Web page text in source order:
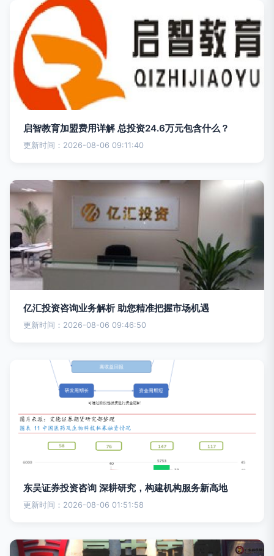
启智教育加盟费用详解 总投资24.6万元包含什么？
更新时间：2026-08-06 09:11:40
亿汇投资咨询业务解析 助您精准把握市场机遇
更新时间：2026-08-06 09:46:50
东吴证券投资咨询 深耕研究，构建机构服务新高地
更新时间：2026-08-06 01:51:58